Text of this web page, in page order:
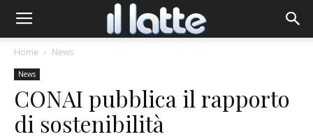
Home News
News
CONAI pubblica il rapporto
di sostenibilità